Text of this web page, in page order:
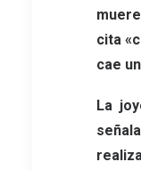
cita
cae
La